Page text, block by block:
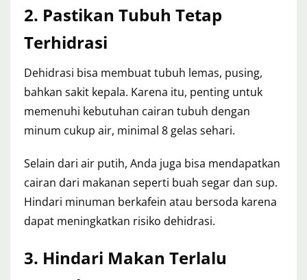
2. Pastikan Tubuh Tetap
Terhidrasi
Dehidrasi bisa membuat tubuh lemas, pusing,
bahkan sakit kepala. Karena itu, penting untuk
memenuhi kebutuhan cairan tubuh dengan
minum cukup air, minimal 8 gelas sehari.
Selain dari air putih, Anda juga bisa mendapatkan
cairan dari makanan seperti buah segar dan sup.
Hindari minuman berkafein atau bersoda karena
dapat meningkatkan risiko dehidrasi.
3. Hindari Makan Terlalu